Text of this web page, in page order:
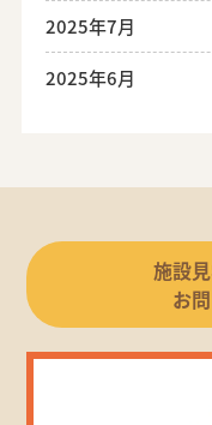
2025年7月
2025年6月
施設
お